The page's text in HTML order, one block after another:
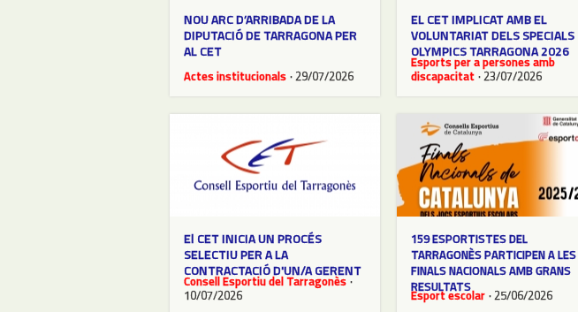
NOU ARC D’ARRIBADA DE LA
DIPUTACIÓ DE TARRAGONA PER
AL CET
Actes institucionals · 29/07/2026
EL CET IMPLICAT AMB EL
VOLUNTARIAT DELS SPECIALS
OLYMPICS TARRAGONA 2026
Esports per a persones amb
discapacitat · 23/07/2026
El CET INICIA UN PROCÉS
SELECTIU PER A LA
CONTRACTACIÓ D'UN/A GERENT
Consell Esportiu del Tarragonès ·
10/07/2026
159 ESPORTISTES DEL
TARRAGONÈS PARTICIPEN A LES
FINALS NACIONALS AMB GRANS
RESULTATS
Esport escolar · 25/06/2026